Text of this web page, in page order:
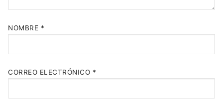
NOMBRE *
CORREO ELECTRÓNICO *